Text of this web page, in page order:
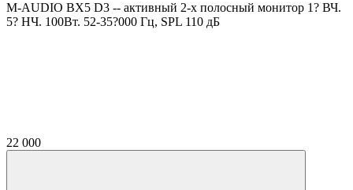
M-AUDIO BX5 D3 -- активный 2-х полосный монитор 1? ВЧ.
5? НЧ. 100Вт. 52-35?000 Гц, SPL 110 дБ
22 000